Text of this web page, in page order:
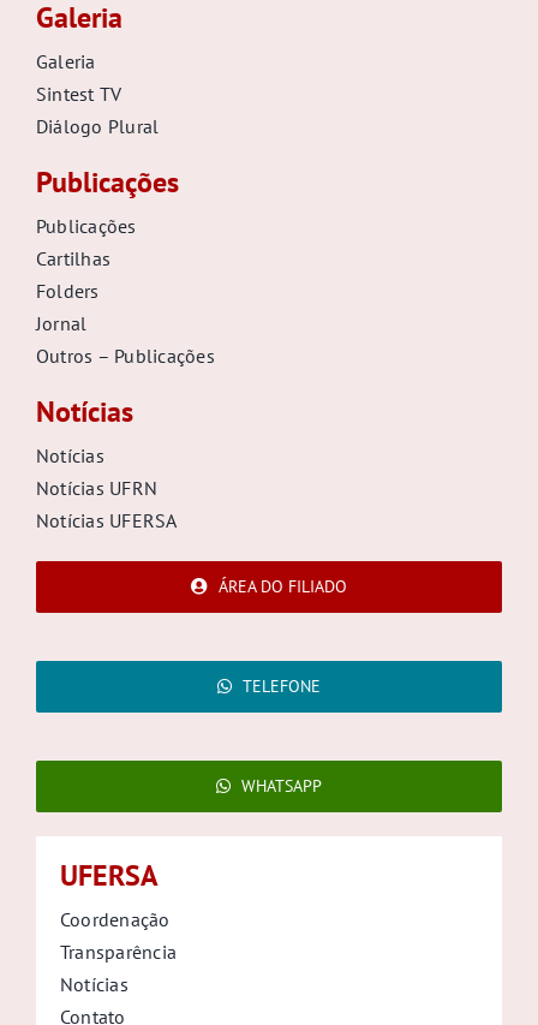
Galeria
Galeria
Sintest TV
Diálogo Plural
Publicações
Publicações
Cartilhas
Folders
Jornal
Outros – Publicações
Notícias
Notícias
Notícias UFRN
Notícias UFERSA
ÁREA DO FILIADO
TELEFONE
WHATSAPP
UFERSA
Coordenação
Transparência
Notícias
Contato